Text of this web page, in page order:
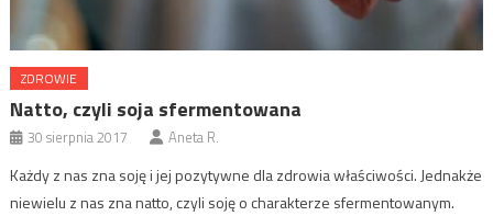
ZDROWIE
Natto, czyli soja sfermentowana
30 sierpnia 2017 Aneta R.
Każdy z nas zna soję i jej pozytywne dla zdrowia właściwości. Jednakże
niewielu z nas zna natto, czyli soję o charakterze sfermentowanym.